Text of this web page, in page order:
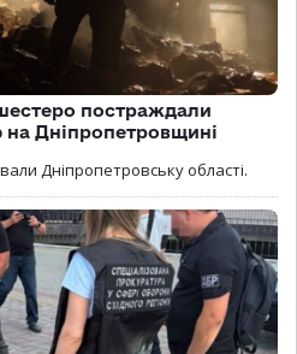
постраждали
на Дніпропетровщині
Дніпропетровську області.